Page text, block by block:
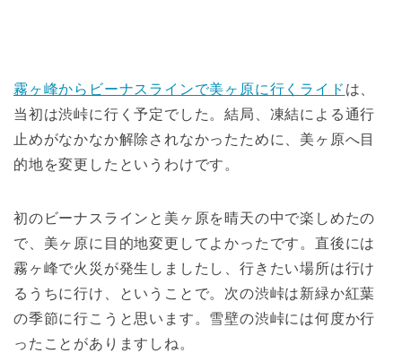
霧ヶ峰からビーナスラインで美ヶ原に行くライド は、
当初は渋峠に行く予定でした。結局、凍結による通行
止めがなかなか解除されなかったために、美ヶ原へ目
的地を変更したというわけです。
初のビーナスラインと美ヶ原を晴天の中で楽しめたの
で、美ヶ原に目的地変更してよかったです。直後には
霧ヶ峰で火災が発生しましたし、行きたい場所は行け
るうちに行け、ということで。次の渋峠は新緑か紅葉
の季節に行こうと思います。雪壁の渋峠には何度か行
ったことがありますしね。